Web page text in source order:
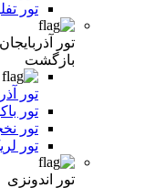
تور
تور آذربایجان
بازگشت
تور
تور
تور
تور
تور اندونزی